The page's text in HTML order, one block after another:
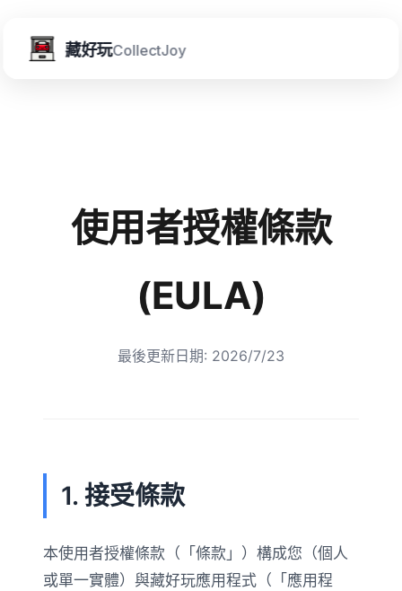
藏好玩CollectJoy
使用者授權條款
(EULA)
最後更新日期: 2026/7/23
1. 接受條款
本使用者授權條款（「條款」）構成您（個人
或單一實體）與藏好玩應用程式（「應用程